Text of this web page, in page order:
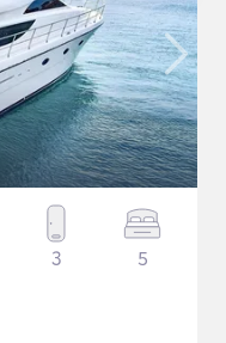
3 5